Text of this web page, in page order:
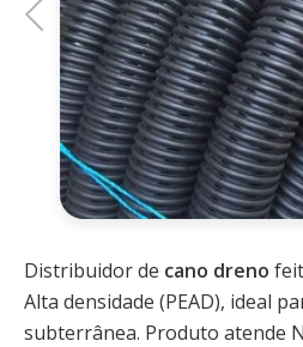
Previous
Distribuidor de cano dreno
Alta densidade (PEAD), ideal
subterrânea. Produto atende